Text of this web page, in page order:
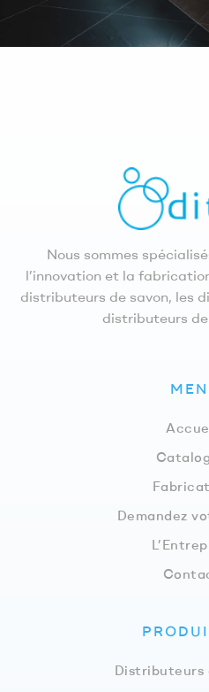
Nous sommes
l’innovation et la
distributeurs de savon, les
distributeurs
Demandez
Distributeurs